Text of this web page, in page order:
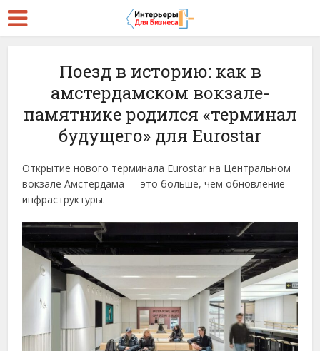
Поезд в историю: как в
амстердамском вокзале-
памятнике родился «терминал
будущего» для Eurostar
Открытие нового терминала Eurostar на Центральном
вокзале Амстердама — это больше, чем обновление
инфраструктуры.